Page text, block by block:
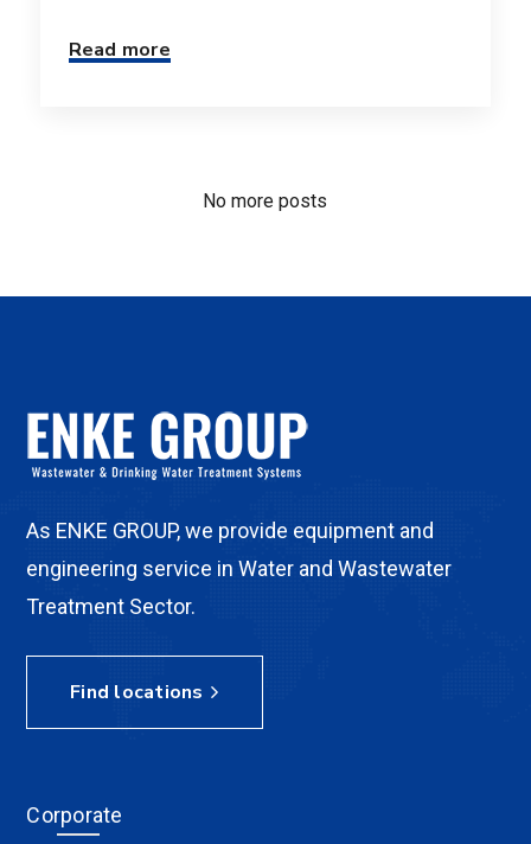
Read more
No more posts
As ENKE GROUP, we provide equipment and
engineering service in Water and Wastewater
Treatment Sector.
Find locations
Corporate